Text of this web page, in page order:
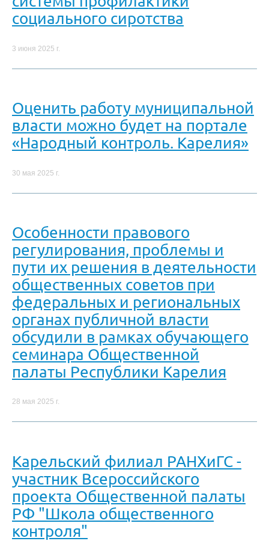
социального сиротства
3 июня 2025 г.
Оценить работу муниципальной
власти можно будет на портале
«Народный контроль. Карелия»
30 мая 2025 г.
Особенности правового
регулирования, проблемы и
пути их решения в деятельности
общественных советов при
федеральных и региональных
органах публичной власти
обсудили в рамках обучающего
семинара Общественной
палаты Республики Карелия
28 мая 2025 г.
Карельский филиал РАНХиГС -
участник Всероссийского
проекта Общественной палаты
РФ "Школа общественного
контроля"